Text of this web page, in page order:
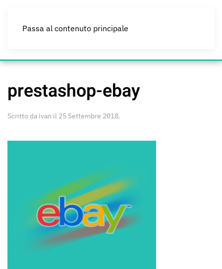
Passa al contenuto principale
prestashop-ebay
Scritto da ivan il 25 Settembre 2018.